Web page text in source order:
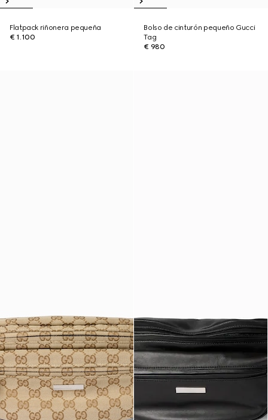
Flatpack riñonera pequeña
€ 1.100
Bolso de cinturón pequeño Gucci
Tag
€ 980